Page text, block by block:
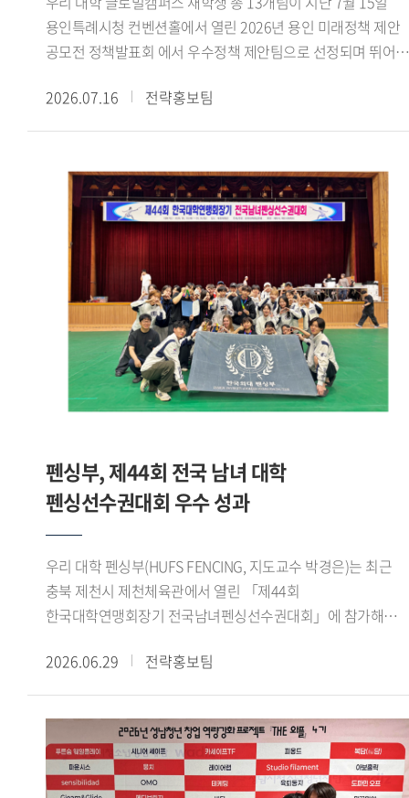
수료했더라고요. 활동하면서 강의실에서 이론으로만 접하던
내용을 현장에서 몸소 겪고, 낯설고 어색한 순간도 많았습니다.
그럼에도 해외에 나가 바이어들과 직접 상담을 하고 억 단위 큰
규모의 거래를 협상하고 계약을 완료한 경험은 정말 큰 도움이
있었습니다.- GTEP사업단 활동을 돌이켜봤을 때 가장 기억에
남는 부분이 있다면 무엇입니까?팀 전시회가 가장 기억에
남습니다. GTEP에 선발되면 팀별로 수출을 도와줄 업체를 직접
찾아 전시회까지 전부 기획해야 합니다. 초면인 사람들과 이런
큰 프로젝트를 맡게 돼 서로 어색하기도 했고, 다들 처음 해보는
일이라 참 난감했습니다. 그래도 함께 의견 나누면서 어떤
제품을, 어느 나라에, 어떤 전략으로, 어떻게 수출할지 정해
나갔습니다. 그렇게 기업 발굴부터 전시회 준비와 부스 디자인,
사후관리까지 해내며 저희 팀과 기업 모두 만족할 수준의
성과를 냈습니다. 성취감과 더불어 감동적이기까지 했던
태국인 바이어들과 소통했던 경험도 특별했습니다. 우리
대학에서 공부하며 태국의 문화적 배경 지식을 쌓고 어학
수준을 높인 상태로 전시회에 참여해서인지 태국인 바이어들이
즐겁게 소통할 수 있었습니다. 전시회를 마칠 때는 제
개인번호를 물어볼 정도로 친해졌습니다. 한국외대를 통해
제가 성장했음을 실감한 순간이었습니다. - 이번 활동이
진로설정에 어떤 영향을 줬을지 궁금합니다.GTEP 활동을 통해
가능성을 피부로 체감한 계기였습니다. 이후 GTEP을 통해
현재는 한국에서 무슬림이 편하게 생활하도록 돕는
라이프스타일 앱을 개발하는 스타트업을 창업했습니다. 국내에
거주하는 무슬림은 전국에 흩어져있는데 이들이 편리하게
용인특례시청 컨벤션홀에서 열린 2026년 용인 미래정책 제안
공모전 정책발표회 에서 우수정책 제안팀으로 선정되며 뛰어난
용인특례시가 주최한 이번 공모전은 미래사회의 주역인
청년들의 창의적인 아이디어를 발굴하고 이를 용인시의 미래
문화 관광, 도시 교통, 기후 환경, 교육 복지 등 용인시의 주요
현안과 관련된 정책을 제안했다.우리 대학 참가팀들은
용인시의 지역문화 보존과 관광 활성화, 고령층의 디지털 격차
해소, 데이터 기반 로컬 관광 플랫폼 등 지역사회가 직면한
다양한 현안을 주제로 정책을 발표했다. 특히 우리 대학 잇용
(팀장 지은비, 융합인재학부) 참가팀이 제안한 용인 무형유산
실감형 전승 콘텐츠 개발 방법 정책은 용인시산업진흥원이
추진 중인 첨단기술 융합실증사업 과 연계해 현장 실증을 통해
현장 적용 가능성을 검증하고, 향후 정책에 반영할 방침이다.
참가 학생들은 지난 4월부터 6월까지 약 3개월간 민 관 협력
용인시정연구원 등 분야별 전문가들의 검토와 자문을 바탕으로
정책의 타당성과 실현 가능성을 높였다.이번 공모전에서는
정책의 창의성, 타당성, 효과성, 실현 가능성 등을 종합적으로
현안에 접목하고, 실제 행정 현장에 적용할 수 있는 구체적인
실행 방안을 제시해 우수한 평가를 받았다.이번 성과는 우리
대학 학생들이 지역사회의 문화, 복지, 관광 문제를 청년의
점에서 의미가 있다. 학생들이 대학에서 쌓은 전공 역량과
창의적 사고를 지역사회 문제 해결에 적용하며 정책 기획
능력과 현장 실무 역량을 보여줬다는 평가다.한편,
용인특례시는 현장 적용 가능성이 높은 우수 정책을 관련
사업과 연계해 실증하고, 검토 결과를 바탕으로 실제 정책에
반영할 계획이다. 이를 통해 청년들이 제안한 아이디어가
2026.07.16 전략홍보팀
펜싱부, 제44회 전국 남녀 대학
펜싱선수권대회 우수 성과
우리 대학 펜싱부(HUFS FENCING, 지도교수 박경은)는 최근
충북 제천시 제천체육관에서 열린 「제44회
한국대학연맹회장기 전국남녀펜싱선수권대회」에 참가해
성적을 거두었다.이번 대회는 한국대학펜싱연맹이 주최하고
제천시와 제천시체육회가 후원한 전국 규모의 대회로, 전국
38개 대학 선수부와 40개 대학 동아리부 등 총 647명이
참가했다. 우리 대학에서는 선수 29명이 출전해 뛰어난 기량과
팀워크를 바탕으로 여러 종목에서 입상하며 우수한 경쟁력을
보여주었다.여자 플뢰레 단체전에서는 김지성(영미문학 문화
2026.06.29 전략홍보팀